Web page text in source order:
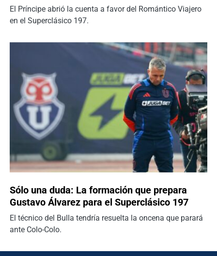
El Príncipe abrió la cuenta a favor del Romántico Viajero
en el Superclásico 197.
Sólo una duda: La formación que prepara
Gustavo Álvarez para el Superclásico 197
El técnico del Bulla tendría resuelta la oncena que parará
ante Colo-Colo.